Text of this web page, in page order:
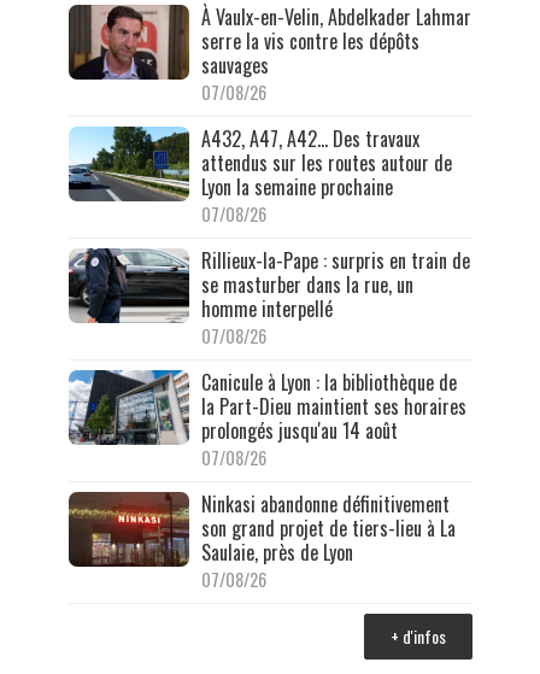
À Vaulx-en-Velin, Abdelkader Lahmar
serre la vis contre les dépôts
sauvages
07/08/26
A432, A47, A42… Des travaux
attendus sur les routes autour de
Lyon la semaine prochaine
07/08/26
Rillieux-la-Pape : surpris en train de
se masturber dans la rue, un
homme interpellé
07/08/26
Canicule à Lyon : la bibliothèque de
la Part-Dieu maintient ses horaires
prolongés jusqu'au 14 août
07/08/26
Ninkasi abandonne définitivement
son grand projet de tiers-lieu à La
Saulaie, près de Lyon
07/08/26
+ d'infos